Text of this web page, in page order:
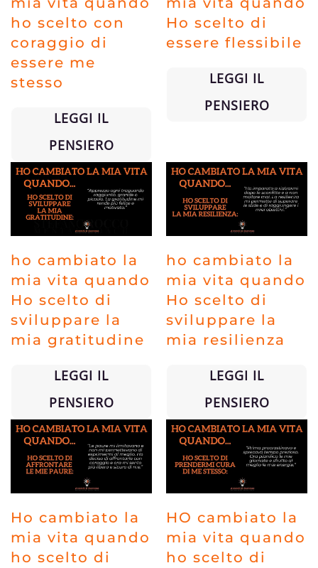
ho scelto con
coraggio di
essere me
stesso
LEGGI IL
PENSIERO
Ho scelto di
essere flessibile
LEGGI IL
PENSIERO
ho cambiato la
mia vita quando
Ho scelto di
sviluppare la
mia gratitudine
LEGGI IL
PENSIERO
ho cambiato la
mia vita quando
Ho scelto di
sviluppare la
mia resilienza
LEGGI IL
PENSIERO
Ho cambiato la
mia vita quando
ho scelto di
HO cambiato la
mia vita quando
ho scelto di